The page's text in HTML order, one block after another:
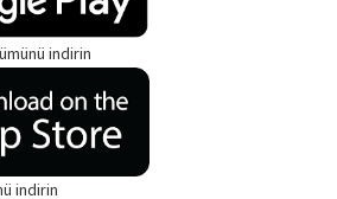
indirin
indirin